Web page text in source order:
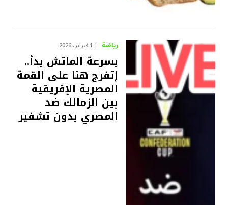
رياضة 1 فبراير، 2026
بسرعة الماتش بدأ..
إتفرج هنا على القمة
المصرية الإفريقية
بين الزمالك ضد
المصري بدون تشفير